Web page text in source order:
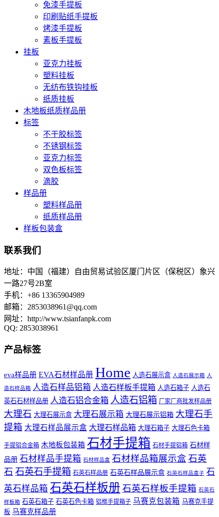
免漆手提板
印刷贴纸手提板
烤漆手提板
素板手提板
挂板
亚克力挂板
塑料挂板
无纺布铁钩挂板
纸质挂板
木地板纸质样品册
标签
不干胶标签
不锈钢标签
亚克力标签
双色板标签
滴胶
样品册
塑料样品册
纸质样品册
样板包装盒
联系我们
地址：中国（福建）自由贸易试验区厦门片区（保税区）象兴
一路27号2B室
手机：+86 13365904989
邮箱： 2853038961@qq.com
网址：http://www.tsianfanpk.com
QQ: 2853038961
产品标签
eva样品册 EVA石材样品册 Home 人造石展示盒 人造石展示箱 人
造石样品箱 人造石样品铝箱 人造石样板手提箱 人造石箱子 人造石
英石石材样品册 人造石铝合金箱 人造石铝箱 厂家厂商批发样品册
大理石 大理石展示盒 大理石展示箱 大理石展示铝箱 大理石手
提箱 大理石样品展示盒 大理石样品箱 大理石箱子 大理石色卡箱
手提铝合金箱 木地板包装箱 石材手提箱 石材手提铝箱 石材样
品册 石材样品手提箱 石材样品盒 石材样品箱展示盒 石英
石 石英石手提箱 石英石样品册 石英石样品展示盒 石英石样品盒子 石
英石样品箱 石英石样板册 石英石样板手提箱 石英石
样板箱 石英石箱子 石英石色卡箱 铝框手提箱子 马赛克包装箱 马赛克手提
板 马赛克样品册